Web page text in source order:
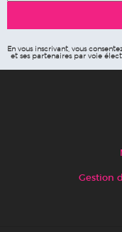
En vous inscrivant, vous
et ses partenaires par voie
Gestion